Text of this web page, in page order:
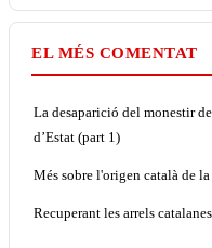
EL MÉS COMENTAT
La desaparició del monestir
d’Estat (part 1)
Més sobre l'origen català de
Recuperant les arrels